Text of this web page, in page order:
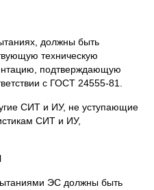
должны быть
техническую
подтверждающую
с ГОСТ 24555-81.
СИТ и ИУ, не уступающие
СИТ и ИУ,
ЭС должны быть